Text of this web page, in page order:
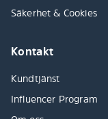
Säkerhet & Cookies
Kontakt
Kundtjänst
Influencer Program